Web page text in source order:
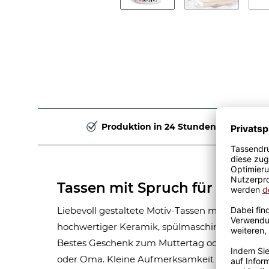
Produktion in 24 Stunden
Tassen mit Spruch für Mama
Liebevoll gestaltete Motiv-Tassen mit dem
hochwertiger Keramik, spülmaschinenfest
Bestes Geschenk zum Muttertag oder
oder Oma. Kleine Aufmerksamkeit für die